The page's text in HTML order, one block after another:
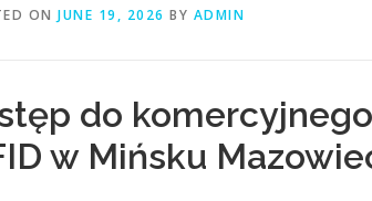
ON JUNE 19, 2026 BY ADMIN
do
w Mińsku